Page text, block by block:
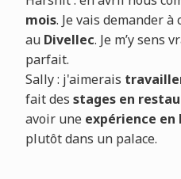
mois. Je vais demander
au Divellec. Je m’y sens
parfait.
Sally : j'aimerais
fait des stages en
avoir une expérience
plutôt dans un palace.